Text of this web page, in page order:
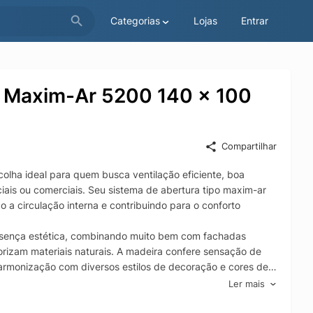
Categorias Lojas Entrar
Ar 5200 140 x 100
Compartilhar
ideal para quem busca ventilação eficiente, boa
ou comerciais. Seu sistema de abertura tipo maxim-ar
a circulação interna e contribuindo para o conforto
estética, combinando muito bem com fachadas
materiais naturais. A madeira confere sensação de
com diversos estilos de decoração e cores de
dormitórios, salas, cozinhas, áreas de serviço e
Ler mais